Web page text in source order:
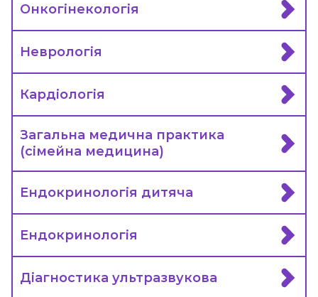
Онкогінекологія
Неврологія
Кардіологія
Загальна медична практика
(сімейна медицина)
Ендокринологія дитяча
Ендокринологія
Діагностика ультразвукова